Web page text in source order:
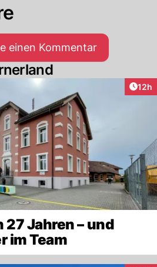
einen Kommentar
12h
Jahren – und
im Team